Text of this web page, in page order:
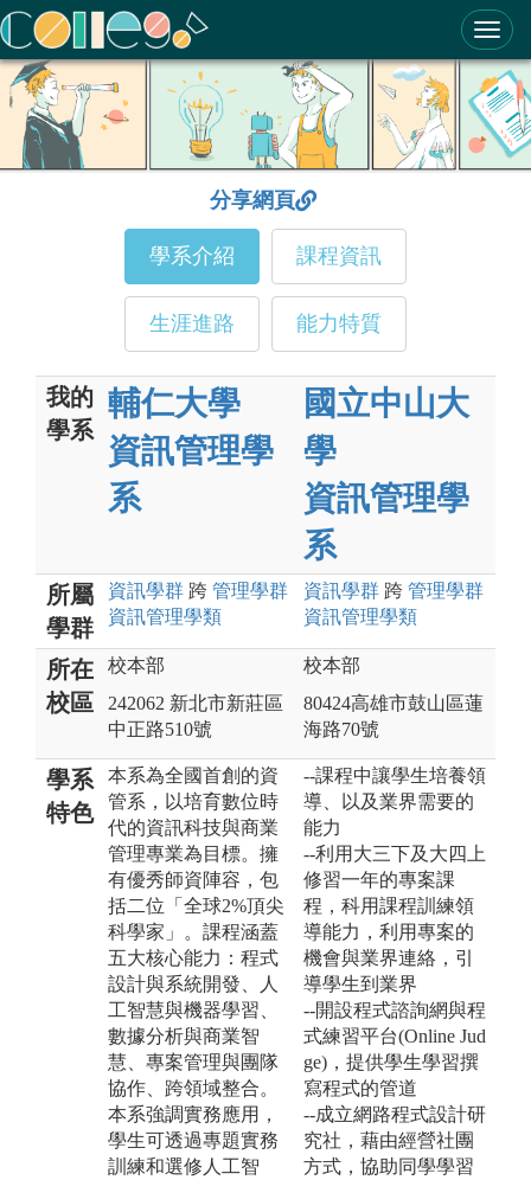
ColleGo! 大學選才與高中育才輔助系統
分享網頁
學系介紹 課程資訊
生涯進路 能力特質
我的
學系
輔仁大學
資訊管理學
系
國立中山大
學
資訊管理學
系
所屬
學群
資訊學群 跨 管理學群
資訊管理學類
資訊學群 跨 管理學群
資訊管理學類
所在
校區
校本部
242062 新北市新莊區
中正路510號
校本部
80424高雄市鼓山區蓮
海路70號
學系
特色
本系為全國首創的資
管系，以培育數位時
代的資訊科技與商業
管理專業為目標。擁
有優秀師資陣容，包
括二位「全球2%頂尖
科學家」。課程涵蓋
五大核心能力：程式
設計與系統開發、人
工智慧與機器學習、
數據分析與商業智
慧、專案管理與團隊
協作、跨領域整合。
本系強調實務應用，
學生可透過專題實務
訓練和選修人工智
--課程中讓學生培養領
導、以及業界需要的
能力
--利用大三下及大四上
修習一年的專案課
程，科用課程訓練領
導能力，利用專案的
機會與業界連絡，引
導學生到業界
--開設程式諮詢網與程
式練習平台(Online Jud
ge)，提供學生學習撰
寫程式的管道
--成立網路程式設計研
究社，藉由經營社團
方式，協助同學學習